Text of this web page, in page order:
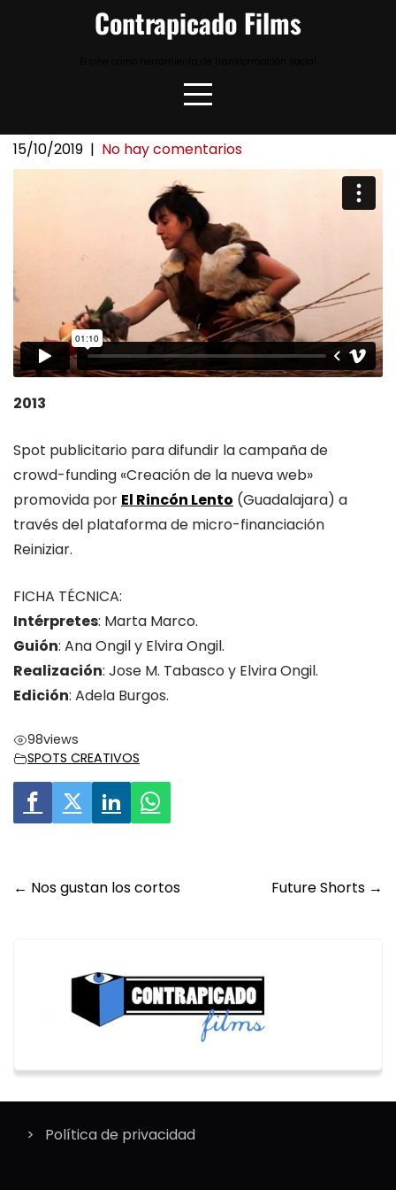
Contrapicado Films
15/10/2019 | No hay comentarios
2013
Spot publicitario para difundir la campaña de
crowd-funding «Creación de la nueva web»
promovida por El Rincón Lento (Guadalajara) a
través del plataforma de micro-financiación
Reiniziar.
FICHA TÉCNICA:
Intérpretes: Marta Marco.
Guión: Ana Ongil y Elvira Ongil.
Realización: Jose M. Tabasco y Elvira Ongil.
Edición: Adela Burgos.
98views
SPOTS CREATIVOS
Post
← Nos gustan los cortos Future Shorts →
Política de privacidad